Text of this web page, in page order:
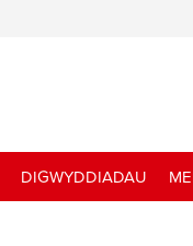
DIGWYDDIADAU